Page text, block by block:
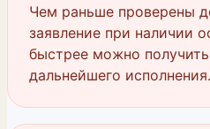
Чем раньше проверены
заявление при наличии
быстрее можно
дальнейшего исполнения.